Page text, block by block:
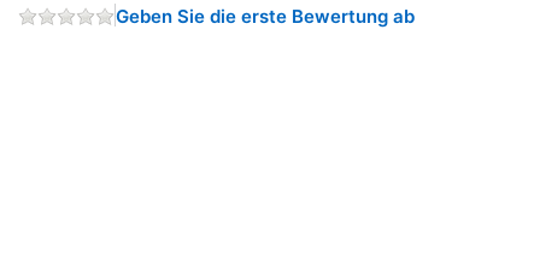
Geben Sie die erste Bewertung ab